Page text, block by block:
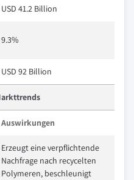
USD 41.2 Billion
9.3%
USD 92 Billion
Auswirkungen
Erzeugt eine verpflichtende
Nachfrage nach recycelten
Polymeren, beschleunigt